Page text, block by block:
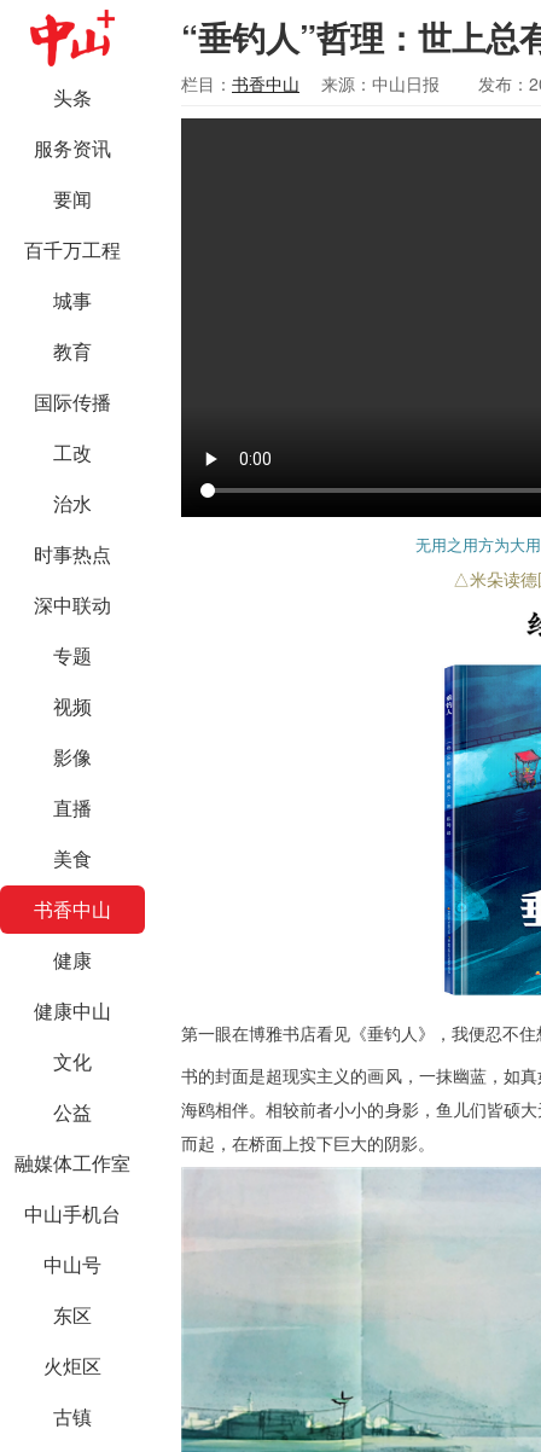
头条
服务资讯
要闻
百千万工程
城事
教育
国际传播
工改
治水
时事热点
深中联动
专题
视频
影像
直播
美食
书香中山
健康
健康中山
文化
公益
融媒体工作室
中山手机台
中山号
东区
火炬区
古镇
“垂钓人”哲理：世上总
栏目： 书香中山 来源：中山日报 发布：
无用之用方为大
△米朵读德
第一眼在博雅书店看见《垂钓人》，我便忍不
书的封面是超现实主义的画风，一抹幽蓝，如
海鸥相伴。相较前者小小的身影，鱼儿们皆硕
而起，在桥面上投下巨大的阴影。